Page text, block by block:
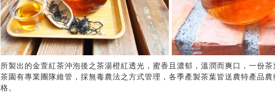
所製出的金萱紅茶沖泡後之茶湯橙紅透光，蜜香且濃郁，溫潤而爽口，一份茶
茶園有專業團隊維管，採無毒農法之方式管理，各季產製茶葉皆送農特產品
格。